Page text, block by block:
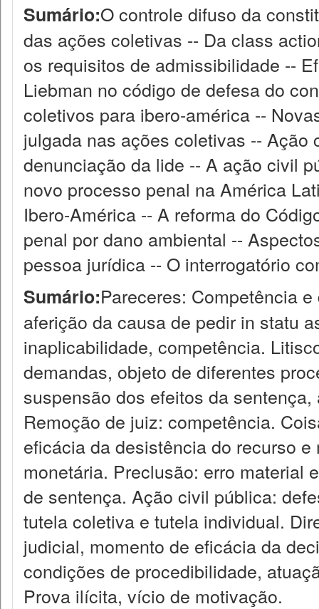
Sumário:O controle difuso da
das ações coletivas -- Da class
os requisitos de admissibilidade --
Liebman no código de defesa do
coletivos para ibero-américa --
julgada nas ações coletivas --
denunciação da lide -- A ação civil
novo processo penal na América
Ibero-América -- A reforma do
penal por dano ambiental --
pessoa jurídica -- O interrogatório
Sumário:Pareceres: Competência
aferição da causa de pedir in statu
inaplicabilidade, competência.
demandas, objeto de diferentes
suspensão dos efeitos da
Remoção de juiz: competência.
eficácia da desistência do recurso
monetária. Preclusão: erro material
de sentença. Ação civil pública:
tutela coletiva e tutela individual.
judicial, momento de eficácia da
condições de procedibilidade,
Prova ilícita, vício de motivação.